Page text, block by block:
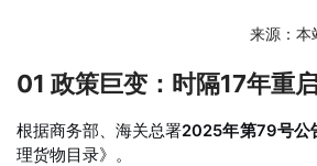
来源：
01 政策巨变：时隔17年重
根据商务部、海关总署2025年第79号公
理货物目录》。